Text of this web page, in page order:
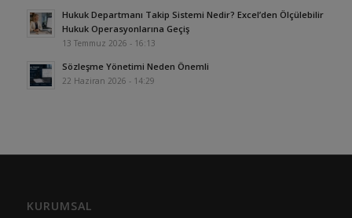
Hukuk Departmanı Takip Sistemi Nedir? Excel’den Ölçülebilir
Hukuk Operasyonlarına Geçiş
13 Temmuz 2026 - 16:13
Sözleşme Yönetimi Neden Önemli
22 Haziran 2026 - 14:29
KURUMSAL